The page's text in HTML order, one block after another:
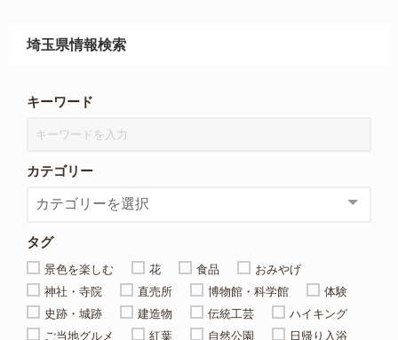
埼玉県情報検索
キーワード
カテゴリー
タグ
景色を楽しむ 花 食品
おみやげ
神社・寺院
直売所 博物館・科学館
体験
史跡・城跡
建造物 伝統工芸
ハイキング
ご当地グルメ
紅葉 自然公園 日帰り入浴